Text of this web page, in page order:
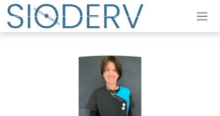
Skip to Content